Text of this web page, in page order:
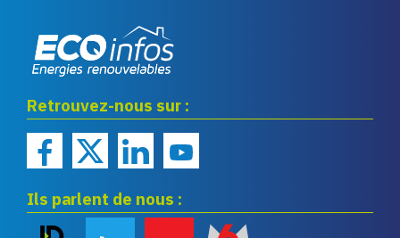
renouvelables
Retrouvez-nous sur :
Ils parlent de nous :